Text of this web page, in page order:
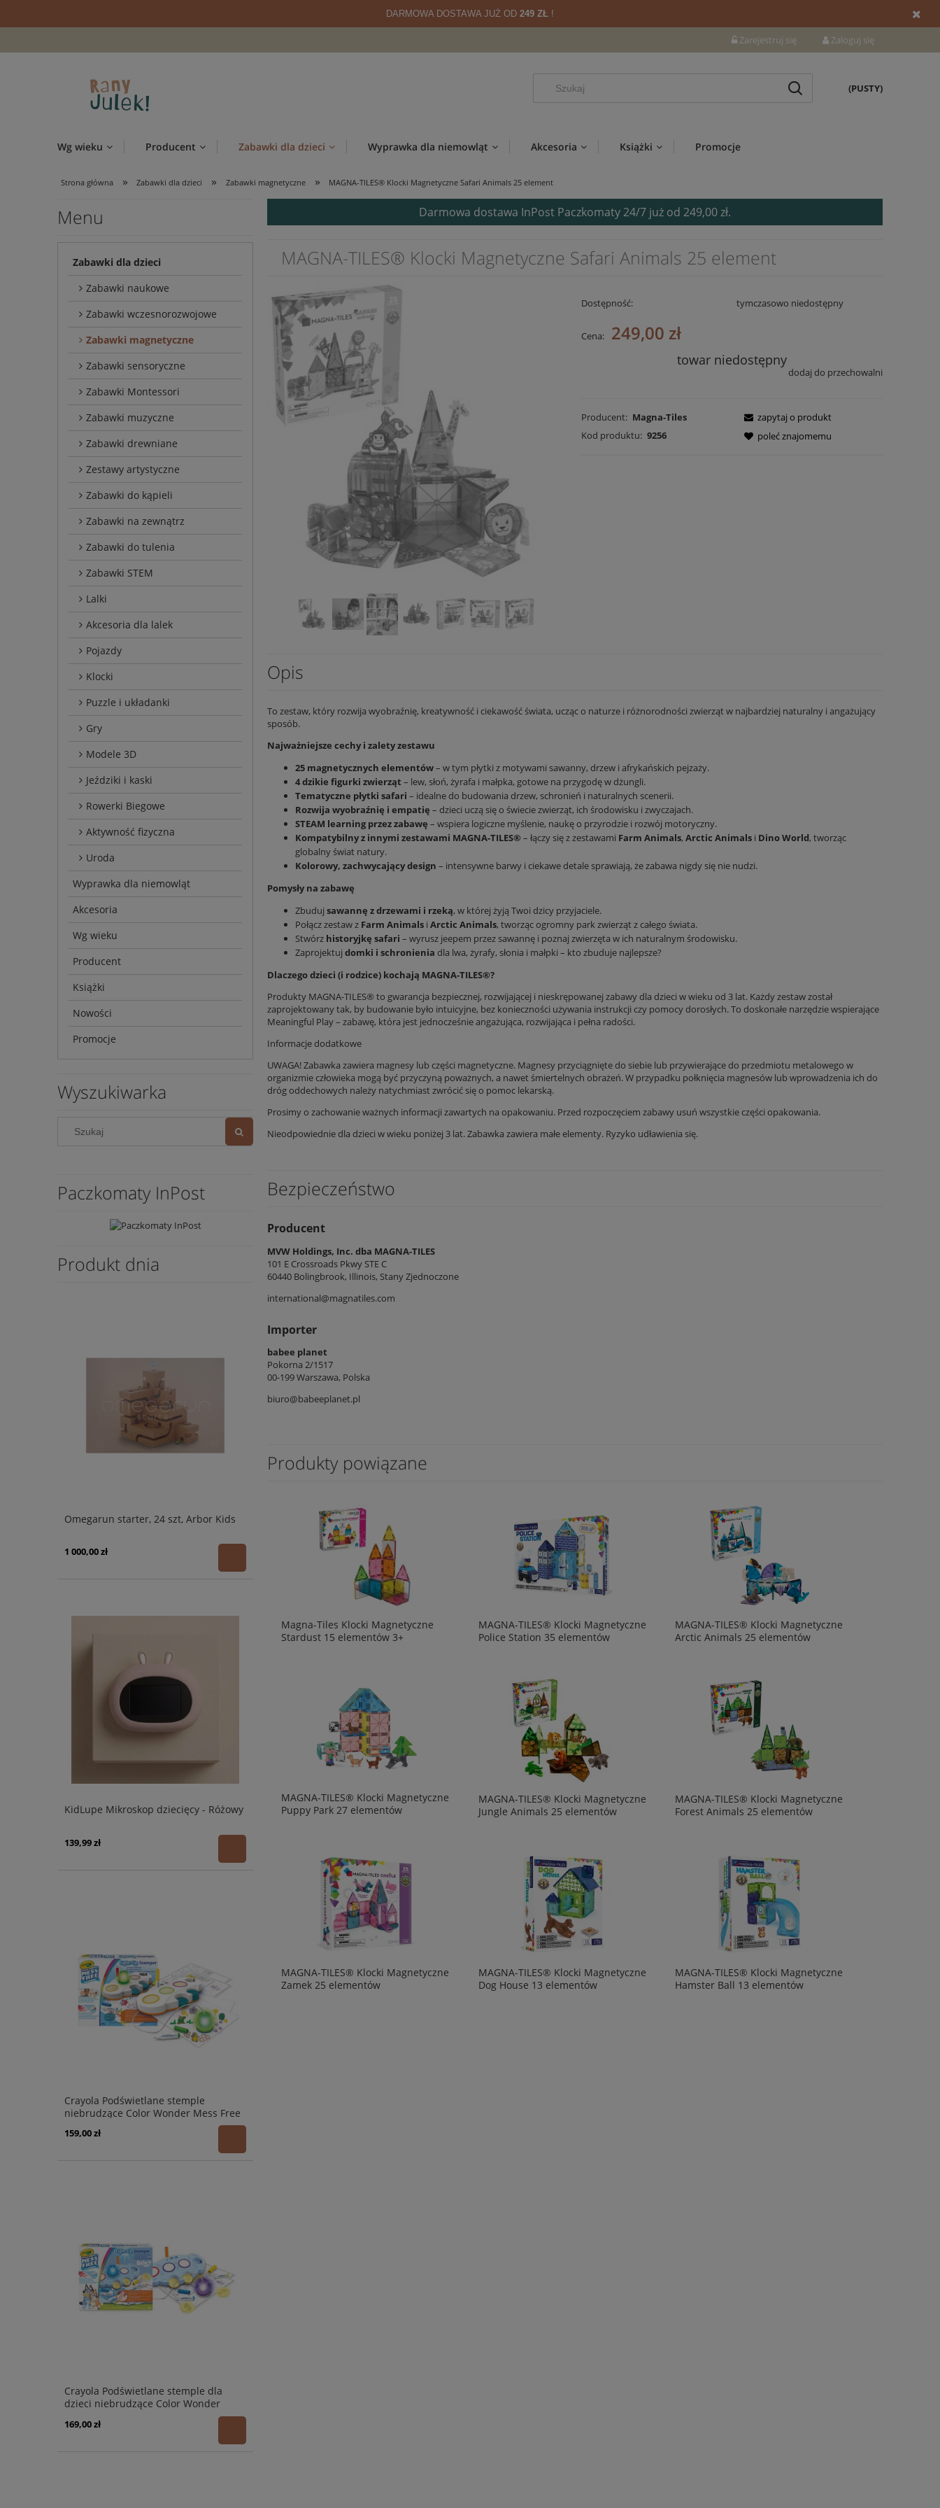
DARMOWA DOSTAWA JUŻ OD 249 ZŁ !
Zarejestruj się Zaloguj się
(PUSTY)
Wg wieku Producent Zabawki dla dzieci Wyprawka dla niemowląt Akcesoria Książki Promocje
Strona główna » Zabawki dla dzieci » Zabawki magnetyczne » MAGNA-TILES® Klocki Magnetyczne Safari Animals 25 element
Menu
Zabawki dla dzieci
Zabawki naukowe
Zabawki wczesnorozwojowe
Zabawki magnetyczne
Zabawki sensoryczne
Zabawki Montessori
Zabawki muzyczne
Zabawki drewniane
Zestawy artystyczne
Zabawki do kąpieli
Zabawki na zewnątrz
Zabawki do tulenia
Zabawki STEM
Lalki
Akcesoria dla lalek
Pojazdy
Klocki
Puzzle i układanki
Gry
Modele 3D
Jeździki i kaski
Rowerki Biegowe
Aktywność fizyczna
Uroda
Wyprawka dla niemowląt
Akcesoria
Wg wieku
Producent
Książki
Nowości
Promocje
Wyszukiwarka
Paczkomaty InPost
Produkt dnia
Omegarun starter, 24 szt, Arbor Kids
1 000,00 zł
KidLupe Mikroskop dziecięcy - Różowy
139,99 zł
Crayola Podświetlane stemple
niebrudzące Color Wonder Mess Free
159,00 zł
Crayola Podświetlane stemple dla
dzieci niebrudzące Color Wonder
169,00 zł
Darmowa dostawa InPost Paczkomaty 24/7 już od 249,00 zł.
MAGNA-TILES® Klocki Magnetyczne Safari Animals 25 element
Dostępność: tymczasowo niedostępny
Cena: 249,00 zł
towar niedostępny
dodaj do przechowalni
Producent: Magna-Tiles
Kod produktu: 9256
zapytaj o produkt
poleć znajomemu
Opis
To zestaw, który rozwija wyobraźnię, kreatywność i ciekawość świata, ucząc o naturze i różnorodności zwierząt w najbardziej naturalny i angażujący
sposób.
Najważniejsze cechy i zalety zestawu
25 magnetycznych elementów– w tym płytki z motywami sawanny, drzew i afrykańskich pejzaży.
4 dzikie figurki zwierząt – lew, słoń, żyrafa i małpka, gotowe na przygodę w dżungli.
Tematyczne płytki safari – idealne do budowania drzew, schronień i naturalnych scenerii.
Rozwija wyobraźnię i empatię – dzieci uczą się o świecie zwierząt, ich środowisku i zwyczajach.
STEAM learning przez zabawę – wspiera logiczne myślenie, naukę o przyrodzie i rozwój motoryczny.
Kompatybilny z innymi zestawami MAGNA-TILES® – łączy się z zestawami Farm Animals, Arctic Animals i Dino World, tworząc
globalny świat natury.
Kolorowy, zachwycający design – intensywne barwy i ciekawe detale sprawiają, że zabawa nigdy się nie nudzi.
Pomysły na zabawę
Zbuduj sawannę z drzewami i rzeką, w której żyją Twoi dzicy przyjaciele.
Połącz zestaw z Farm Animals i Arctic Animals, tworząc ogromny park zwierząt z całego świata.
Stwórz historyjkę safari – wyrusz jeepem przez sawannę i poznaj zwierzęta w ich naturalnym środowisku.
Zaprojektuj domki i schronienia dla lwa, żyrafy, słonia i małpki – kto zbuduje najlepsze?
Dlaczego dzieci (i rodzice) kochają MAGNA-TILES®?
Produkty MAGNA-TILES® to gwarancja bezpiecznej, rozwijającej i nieskrępowanej zabawy dla dzieci w wieku od 3 lat. Każdy zestaw został
zaprojektowany tak, by budowanie było intuicyjne, bez konieczności używania instrukcji czy pomocy dorosłych. To doskonałe narzędzie wspierające
Meaningful Play – zabawę, która jest jednocześnie angażująca, rozwijająca i pełna radości.
Informacje dodatkowe
UWAGA! Zabawka zawiera magnesy lub części magnetyczne. Magnesy przyciągnięte do siebie lub przywierające do przedmiotu metalowego w
organizmie człowieka mogą być przyczyną poważnych, a nawet śmiertelnych obrażeń. W przypadku połknięcia magnesów lub wprowadzenia ich do
dróg oddechowych należy natychmiast zwrócić się o pomoc lekarską.
Prosimy o zachowanie ważnych informacji zawartych na opakowaniu. Przed rozpoczęciem zabawy usuń wszystkie części opakowania.
Nieodpowiednie dla dzieci w wieku poniżej 3 lat. Zabawka zawiera małe elementy. Ryzyko udławienia się.
Bezpieczeństwo
Producent
MVW Holdings, Inc. dba MAGNA-TILES
101 E Crossroads Pkwy STE C
60440 Bolingbrook, Illinois, Stany Zjednoczone
international@magnatiles.com
Importer
babee planet
Pokorna 2/1517
00-199 Warszawa, Polska
biuro@babeeplanet.pl
Produkty powiązane
Magna-Tiles Klocki Magnetyczne
Stardust 15 elementów 3+
MAGNA-TILES® Klocki Magnetyczne
Police Station 35 elementów
MAGNA-TILES® Klocki Magnetyczne
Arctic Animals 25 elementów
MAGNA-TILES® Klocki Magnetyczne
Puppy Park 27 elementów
MAGNA-TILES® Klocki Magnetyczne
Jungle Animals 25 elementów
MAGNA-TILES® Klocki Magnetyczne
Forest Animals 25 elementów
MAGNA-TILES® Klocki Magnetyczne
Zamek 25 elementów
MAGNA-TILES® Klocki Magnetyczne
Dog House 13 elementów
MAGNA-TILES® Klocki Magnetyczne
Hamster Ball 13 elementów